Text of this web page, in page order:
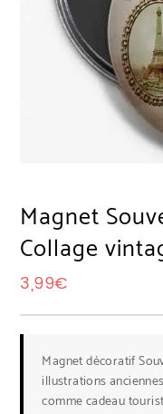
Magnet
Collage
3,99€
Magnet décoratif
illustrations
comme cadeau